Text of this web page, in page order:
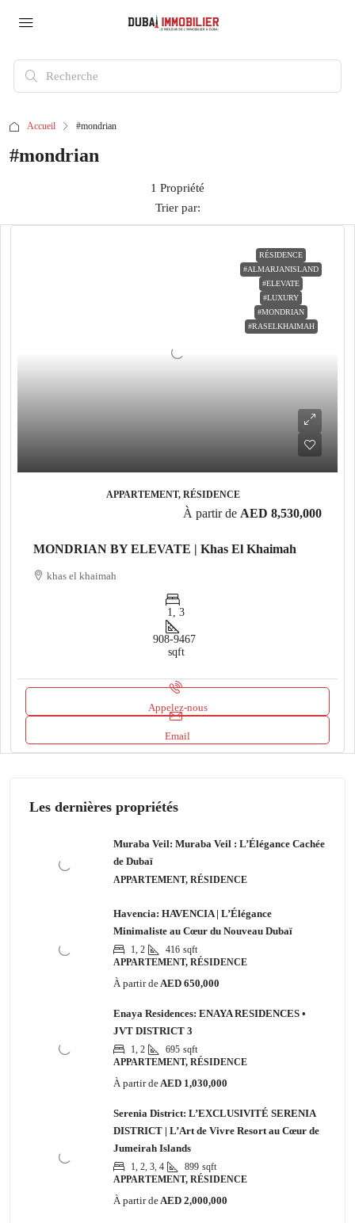
Accueil #mondrian
#mondrian
1 Propriété
Trier par:
RÉSIDENCE
#ALMARJANISLAND
#ELEVATE
#LUXURY
#MONDRIAN
#RASELKHAIMAH
APPARTEMENT, RÉSIDENCE
À partir de AED 8,530,000
MONDRIAN BY ELEVATE | Khas El Khaimah
khas el khaimah
1, 3
908-9467
sqft
Appelez-nous
Email
Les dernières propriétés
Muraba Veil: Muraba Veil : L’Élégance Cachée
de Dubaï
APPARTEMENT, RÉSIDENCE
Havencia: HAVENCIA | L’Élégance
Minimaliste au Cœur du Nouveau Dubaï
1, 2 416 sqft
APPARTEMENT, RÉSIDENCE
À partir deAED 650,000
Enaya Residences: ENAYA RESIDENCES •
JVT DISTRICT 3
1, 2 695 sqft
APPARTEMENT, RÉSIDENCE
À partir deAED 1,030,000
Serenia District: L’EXCLUSIVITÉ SERENIA
DISTRICT | L’Art de Vivre Resort au Cœur de
Jumeirah Islands
1, 2, 3, 4 899 sqft
APPARTEMENT, RÉSIDENCE
À partir deAED 2,000,000